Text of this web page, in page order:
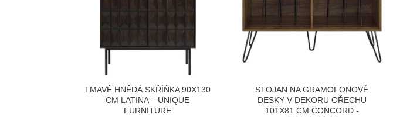
TMAVĚ HNĚDÁ SKŘÍŇKA 90X130
CM LATINA – UNIQUE
FURNITURE
STOJAN NA GRAMOFONOVÉ
DESKY V DEKORU OŘECHU
101X81 CM CONCORD -